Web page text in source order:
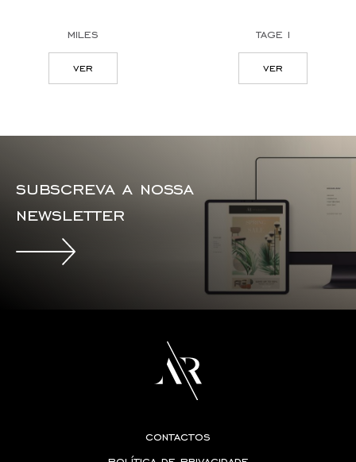
miles
ver
tage i
ver
subscreva a nossa
newsletter
contactos